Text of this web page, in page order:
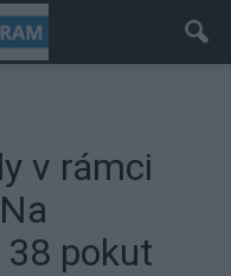
v rámci
pokut